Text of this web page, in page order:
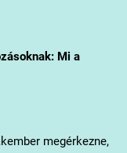
Mi a
megérkezne,